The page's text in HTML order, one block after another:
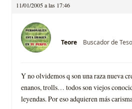
11/01/2005 a las 17:46
Teore Buscador de
Y no olvidemos q son una raza nueva
enanos, trolls… todos son viejos
leyendas. Por eso adquieren más